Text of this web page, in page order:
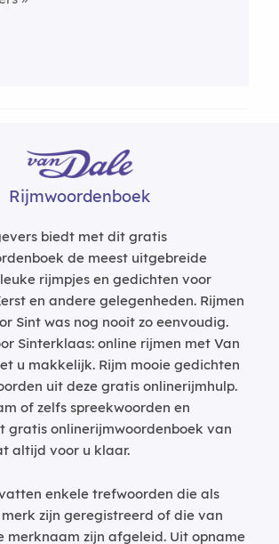
Rijmwoordenboek
biedt met dit gratis
de meest uitgebreide
rijmpjes en gedichten voor
en andere gelegenheden. Rijmen
Sint was nog nooit zo eenvoudig.
Sinterklaas: online rijmen met Van
u makkelijk. Rijm mooie gedichten
uit deze gratis onlinerijmhulp.
of zelfs spreekwoorden en
gratis onlinerijmwoordenboek van
altijd voor u klaar.
enkele trefwoorden die als
zijn geregistreerd of die van
merknaam zijn afgeleid. Uit opname